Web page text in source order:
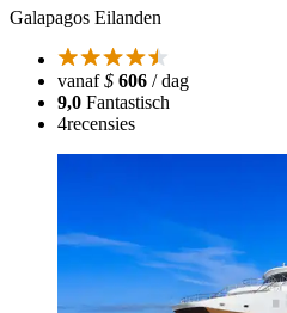
Galapagos Eilanden
vanaf$ 606 / dag
9,0 Fantastisch
4recensies